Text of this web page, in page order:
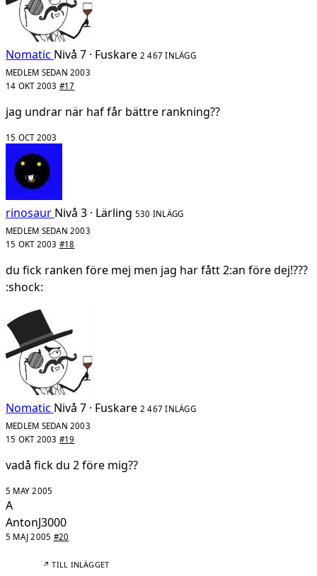
Nomatic Nivå 7 · Fuskare 2 467 INLÄGG
MEDLEM SEDAN 2003
14 OKT 2003 #17
jag undrar när haf får bättre rankning??
15 OCT 2003
rinosaur Nivå 3 · Lärling 530 INLÄGG
MEDLEM SEDAN 2003
15 OKT 2003 #18
du fick ranken före mej men jag har fått 2:an före dej!???
:shock:
Nomatic Nivå 7 · Fuskare 2 467 INLÄGG
MEDLEM SEDAN 2003
15 OKT 2003 #19
vadå fick du 2 före mig??
5 MAY 2005
A
AntonJ3000
5 MAJ 2005 #20
↗ TILL INLÄGGET